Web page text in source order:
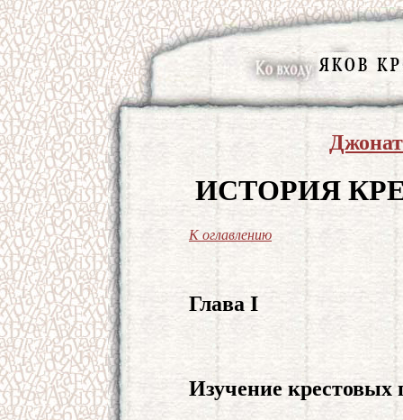
ИСТОРИЯ
К оглавлению
Глава I
Изучение крестовых